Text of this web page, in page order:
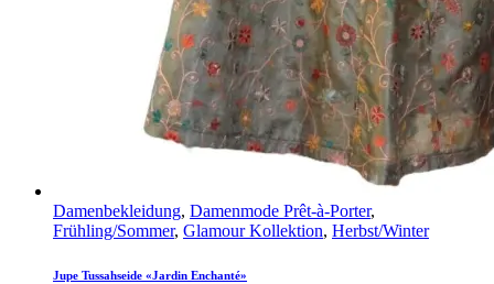
Damenbekleidung, Damenmode Prêt-à-Porter,
Frühling/Sommer, Glamour Kollektion, Herbst/Winter
Jupe Tussahseide «Jardin Enchanté»